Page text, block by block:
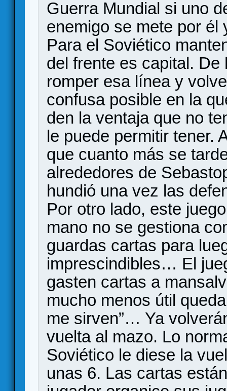
Guerra Mundial si uno
enemigo se mete por él
Para el Soviético
del frente es capital.
romper esa línea y
confusa posible en la
den la ventaja que no
le puede permitir tener.
que cuanto más se
alrededores de
hundió una vez las
Por otro lado, este
mano no se gestiona
guardas cartas para
imprescindibles… El
gasten cartas a
mucho menos útil
me sirven”… Ya
vuelta al mazo. Lo
Soviético le diese la
unas 6. Las cartas